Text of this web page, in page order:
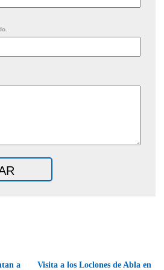
a Visita a los Loclones de Abla en